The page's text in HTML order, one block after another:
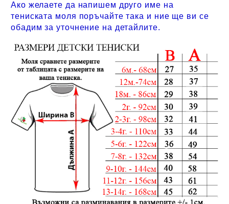
Ако желаете да напишем друго име на
тениската моля поръчайте така и ние ще ви се
обадим за уточнение на детайлите.